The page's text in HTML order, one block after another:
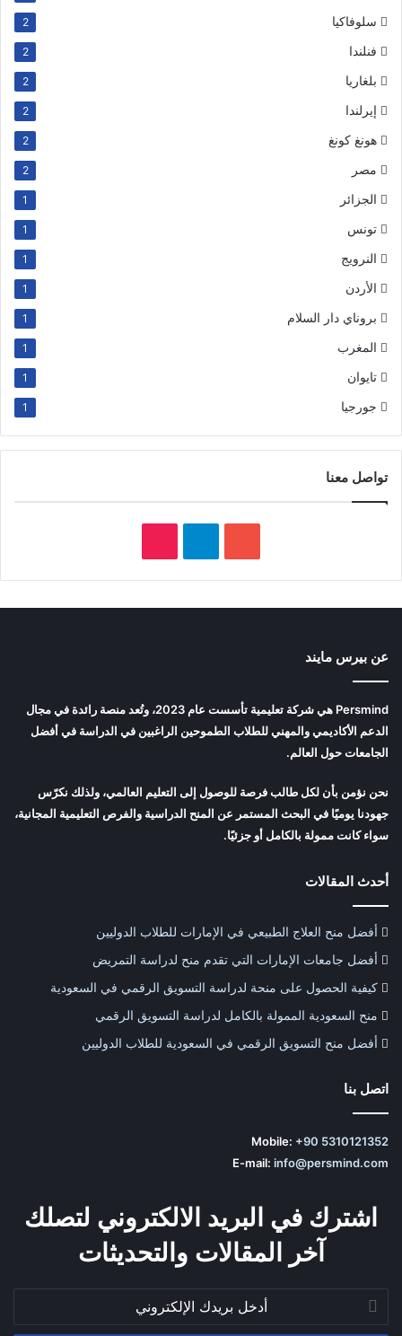
سلوفاكيا 2
فنلندا 2
بلغاريا 2
إيرلندا 2
هونغ كونغ 2
مصر 2
الجزائر 1
تونس 1
النرويج 1
الأردن 1
بروناي دار السلام 1
المغرب 1
تايوان 1
جورجيا 1
تواصل معنا
عن بيرس مايند
Persmind هي شركة تعليمية تأسست عام 2023، وتُعد منصة رائدة في مجال
الدعم الأكاديمي والمهني للطلاب الطموحين الراغبين في الدراسة في أفضل
الجامعات حول العالم.
نحن نؤمن بأن لكل طالب فرصة للوصول إلى التعليم العالمي، ولذلك نكرّس
جهودنا يوميًا في البحث المستمر عن المنح الدراسية والفرص التعليمية المجانية،
سواء كانت ممولة بالكامل أو جزئيًا.
أحدث المقالات
أفضل منح العلاج الطبيعي في الإمارات للطلاب الدوليين
أفضل جامعات الإمارات التي تقدم منح لدراسة التمريض
كيفية الحصول على منحة لدراسة التسويق الرقمي في السعودية
منح السعودية الممولة بالكامل لدراسة التسويق الرقمي
أفضل منح التسويق الرقمي في السعودية للطلاب الدوليين
اتصل بنا
Mobile: +90 5310121352
E-mail: info@persmind.com
اشترك في البريد الالكتروني لتصلك
آخر المقالات والتحديثات
بريدك